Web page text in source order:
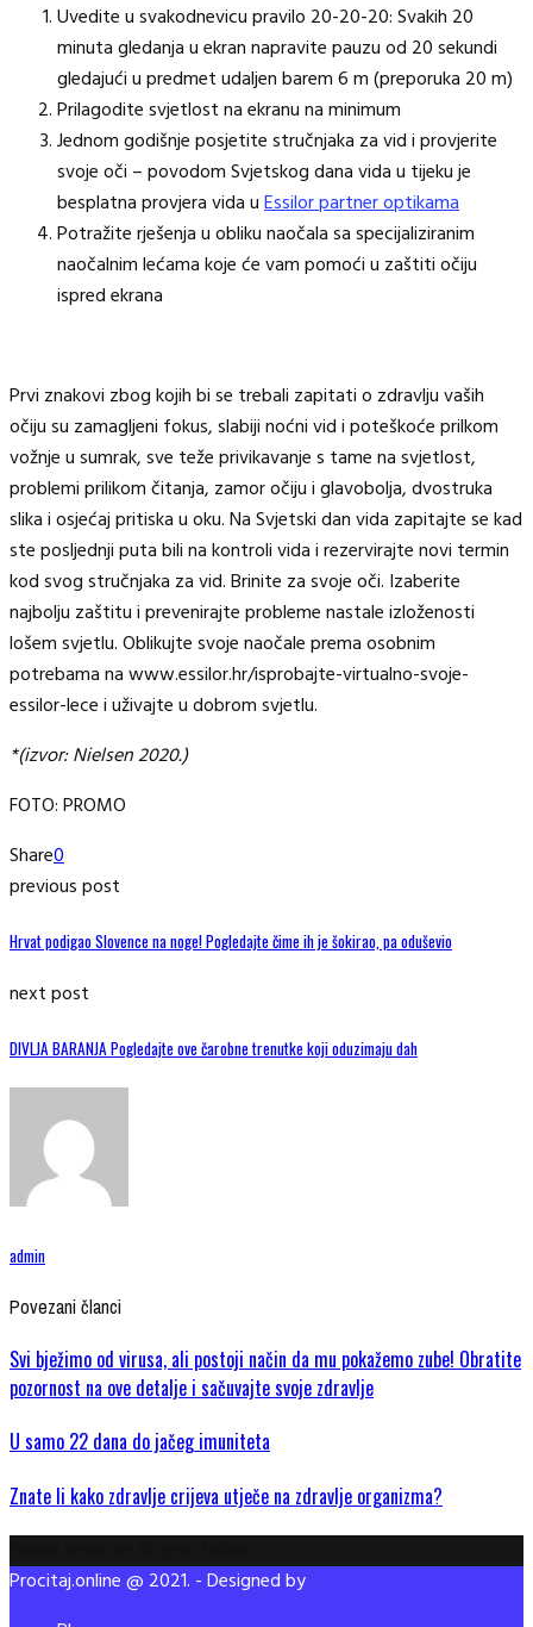
Uvedite u svakodnevicu pravilo 20-20-20: Svakih 20
minuta gledanja u ekran napravite pauzu od 20 sekundi
gledajući u predmet udaljen barem 6 m (preporuka 20 m)
Prilagodite svjetlost na ekranu na minimum
Jednom godišnje posjetite stručnjaka za vid i provjerite
svoje oči – povodom Svjetskog dana vida u tijeku je
besplatna provjera vida uEssilor partner optikama
Potražite rješenja u obliku naočala sa specijaliziranim
naočalnim lećama koje će vam pomoći u zaštiti očiju
ispred ekrana
Prvi znakovi zbog kojih bi se trebali zapitati o zdravlju vaših
očiju su zamagljeni fokus, slabiji noćni vid i poteškoće prilkom
vožnje u sumrak, sve teže privikavanje s tame na svjetlost,
problemi prilikom čitanja, zamor očiju i glavobolja, dvostruka
slika i osjećaj pritiska u oku. Na Svjetski dan vida zapitajte se kad
ste posljednji puta bili na kontroli vida i rezervirajte novi termin
kod svog stručnjaka za vid. Brinite za svoje oči. Izaberite
najbolju zaštitu i prevenirajte probleme nastale izloženosti
lošem svjetlu. Oblikujte svoje naočale prema osobnim
potrebama na www.essilor.hr/isprobajte-virtualno-svoje-
essilor-lece i uživajte u dobrom svjetlu.
*(izvor: Nielsen 2020.)
FOTO: PROMO
Share0
previous post
Hrvat podigao Slovence na noge! Pogledajte čime ih je šokirao, pa oduševio
next post
DIVLJA BARANJA Pogledajte ove čarobne trenutke koji oduzimaju dah
admin
Povezani članci
Svi bježimo od virusa, ali postoji način da mu pokažemo zube! Obratite
pozornost na ove detalje i sačuvajte svoje zdravlje
U samo 22 dana do jačeg imuniteta
Znate li kako zdravlje crijeva utječe na zdravlje organizma?
Procitaj.online @ 2021. - Designed by